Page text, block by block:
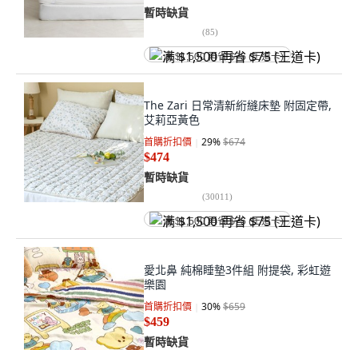
暫時缺貨
(85)
满 $1,500 再省 $75 (王道卡)
The Zari 日常清新絎縫床墊 附固定帶,
艾莉亞黃色
首購折扣價 29%$674
$474
暫時缺貨
(30011)
满 $1,500 再省 $75 (王道卡)
愛北鼻 純棉睡墊3件組 附提袋, 彩虹遊
樂園
首購折扣價 30%$659
$459
暫時缺貨